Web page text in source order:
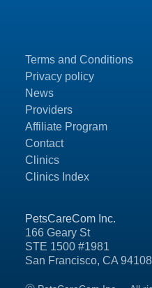
PetsCareCom Inc.
166 Geary St
STE 1500 #1981
San Francisco, CA
Terms and Conditions
Privacy policy
News
Providers
Affiliate Program
Contact
Clinics
Clinics Index